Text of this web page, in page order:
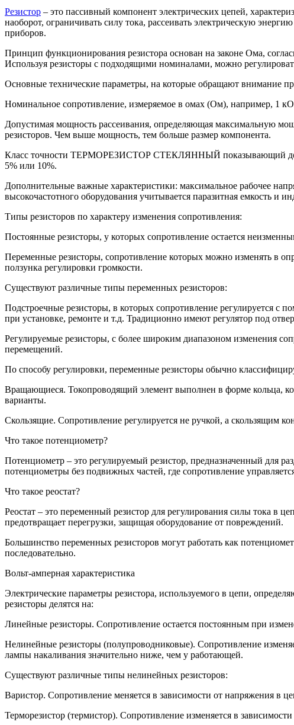
Резистор – это пассивный компонент электрических цепей,
наоборот, ограничивать силу тока, рассеивать электрическую
приборов.
Принцип функционирования резистора основан на законе Ома,
Используя резисторы с подходящими номиналами, можно
Основные технические параметры, на которые обращают
Номинальное сопротивление, измеряемое в омах (Ом), например,
Допустимая мощность рассеивания, определяющая максимальную
резисторов. Чем выше мощность, тем больше размер компонента.
Класс точности ТЕРМОРЕЗИСТОР СТЕКЛЯННЫЙ показывающий
5% или 10%.
Дополнительные важные характеристики: максимальное рабочее
высокочастотного оборудования учитывается паразитная емкость и
Типы резисторов по характеру изменения сопротивления:
Постоянные резисторы, у которых сопротивление остается
Переменные резисторы, сопротивление которых можно изменять в
ползунка регулировки громкости.
Существуют различные типы переменных резисторов:
Подстроечные резисторы, в которых сопротивление регулируется с
при установке, ремонте и т.д. Традиционно имеют регулятор под
Регулируемые резисторы, с более широким диапазоном изменения
перемещений.
По способу регулировки, переменные резисторы обычно
Вращающиеся. Токопроводящий элемент выполнен в форме кольца,
варианты.
Скользящие. Сопротивление регулируется не ручкой, а скользящим
Что такое потенциометр?
Потенциометр – это регулируемый резистор, предназначенный для
потенциометры без подвижных частей, где сопротивление
Что такое реостат?
Реостат – это переменный резистор для регулирования силы тока в
предотвращает перегрузки, защищая оборудование от повреждений.
Большинство переменных резисторов могут работать как
последовательно.
Вольт-амперная характеристика
Электрические параметры резистора, используемого в цепи,
резисторы делятся на:
Линейные резисторы. Сопротивление остается постоянным при
Нелинейные резисторы (полупроводниковые). Сопротивление
лампы накаливания значительно ниже, чем у работающей.
Существуют различные типы нелинейных резисторов:
Варистор. Сопротивление меняется в зависимости от напряжения в
Терморезистор (термистор). Сопротивление изменяется в